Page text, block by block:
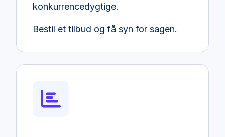
konkurrencedygtige.
Bestil et tilbud og få syn for sagen.